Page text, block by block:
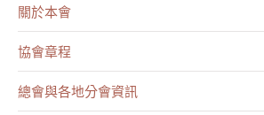
關於本會
協會章程
總會與各地分會資訊